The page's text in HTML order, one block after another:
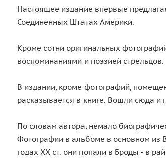
Настоящее издание впервые
Соединенных Штатах Америки.
Кроме сотни оригинальных
воспоминаниями и поэзией стрельцов.
В издании, кроме фотографий,
расказывается в книге. Вошли сюда и
По словам автора, немало
Фотографии в альбоме в основном из
годах ХХ ст. они попали в Броды - в